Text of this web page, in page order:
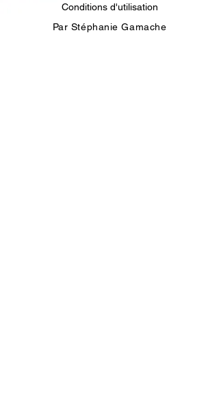
Conditions d'utilisation
Par Stéphanie Gamache